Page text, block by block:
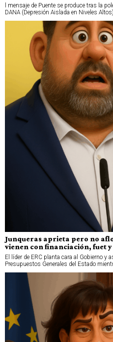
l mensaje de Puente se produce tras la
DANA (Depresión Aislada en Niveles
Junqueras aprieta pero no
vienen con financiación, fuet
El líder de ERC planta cara al Gobierno y
Presupuestos Generales del Estado